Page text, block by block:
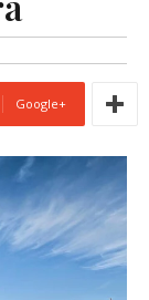
Google+